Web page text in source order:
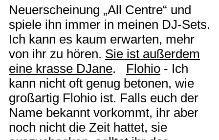
Neuerscheinung „All Centre“ und
spiele ihn immer in meinen DJ-Sets.
Ich kann es kaum erwarten, mehr
von ihr zu hören. Sie ist außerdem
eine krasse DJane. Flohio - Ich
kann nicht oft genug betonen, wie
großartig Flohio ist. Falls euch der
Name bekannt vorkommt, ihr aber
noch nicht die Zeit hattet, sie